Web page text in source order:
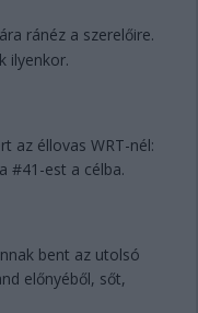
ránéz a szerelőire.
ilyenkor.
az éllovas WRT-nél:
#41-est a célba.
bent az utolsó
előnyéből, sőt,